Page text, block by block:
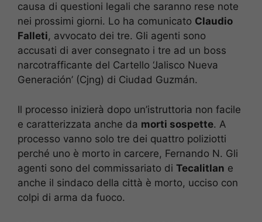
causa di questioni legali che saranno rese note
nei prossimi giorni. Lo ha comunicato Claudio
Falleti, avvocato dei tre. Gli agenti sono
accusati di aver consegnato i tre ad un boss
narcotrafficante del Cartello ‘Jalisco Nueva
Generación’ (Cjng) di Ciudad Guzmán.
Il processo inizierà dopo un’istruttoria non facile
e caratterizzata anche da morti sospette. A
processo vanno solo tre dei quattro poliziotti
perché uno è morto in carcere, Fernando N. Gli
agenti sono del commissariato di Tecalitlan e
anche il sindaco della città è morto, ucciso con
colpi di arma da fuoco.